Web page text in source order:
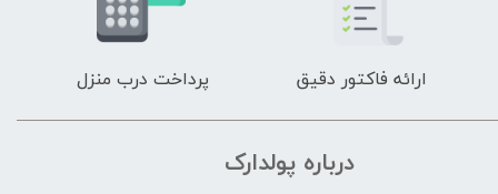
ارائه فاکتور دقیق پرداخت درب منزل
درباره پولدارک